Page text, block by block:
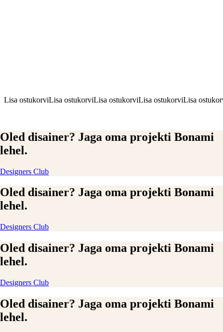
Lisa ostukorviLisa ostukorviLisa ostukorviLisa ostukorviLisa
Oled disainer? Jaga oma projekti Bonami
lehel.
Designers Club
Oled disainer? Jaga oma projekti Bonami
lehel.
Designers Club
Oled disainer? Jaga oma projekti Bonami
lehel.
Designers Club
Oled disainer? Jaga oma projekti Bonami
lehel.